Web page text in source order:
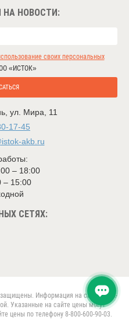
НА НОВОСТИ:
своих персональных
«ИСТОК»
ул. Мира, 11
17-45
akb.ru
– 18:00
– 15:00
СЕТЯХ:
Информация на сайте istok-
Указанные на сайте цены могут
цены по телефону 8-800-600-90-03.